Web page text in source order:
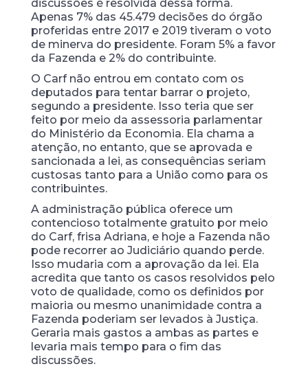
discussões é resolvida dessa forma.
Apenas 7% das 45.479 decisões do órgão
proferidas entre 2017 e 2019 tiveram o voto
de minerva do presidente. Foram 5% a favor
da Fazenda e 2% do contribuinte.
O Carf não entrou em contato com os
deputados para tentar barrar o projeto,
segundo a presidente. Isso teria que ser
feito por meio da assessoria parlamentar
do Ministério da Economia. Ela chama a
atenção, no entanto, que se aprovada e
sancionada a lei, as consequências seriam
custosas tanto para a União como para os
contribuintes.
A administração pública oferece um
contencioso totalmente gratuito por meio
do Carf, frisa Adriana, e hoje a Fazenda não
pode recorrer ao Judiciário quando perde.
Isso mudaria com a aprovação da lei. Ela
acredita que tanto os casos resolvidos pelo
voto de qualidade, como os definidos por
maioria ou mesmo unanimidade contra a
Fazenda poderiam ser levados à Justiça.
Geraria mais gastos a ambas as partes e
levaria mais tempo para o fim das
discussões.